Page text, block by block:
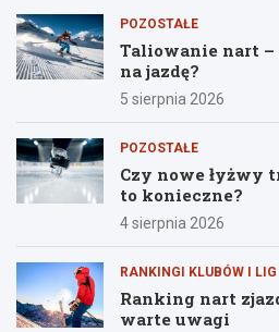
POZOSTAŁE
Taliowanie nart –
na jazdę?
5 sierpnia 2026
POZOSTAŁE
Czy nowe łyżwy
to konieczne?
4 sierpnia 2026
RANKINGI KLUBÓW I LIG
Ranking nart
warte uwagi